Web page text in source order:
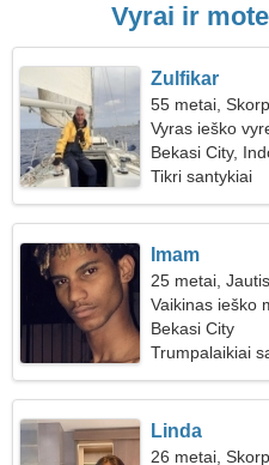
Vyrai ir
Zulfikar
55 metai,
Vyras ieško
Bekasi City,
Tikri santykiai
Imam
25 metai, Jautis
Vaikinas ieško
Bekasi City
Trumpalaikiai
Linda
26 metai,